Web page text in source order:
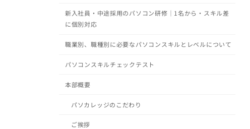
新入社員・中途採用のパソコン研修｜1名から・スキル差
に個別対応
職業別、職種別に必要なパソコンスキルとレベルについて
パソコンスキルチェックテスト
本部概要
パソカレッジのこだわり
ご挨拶